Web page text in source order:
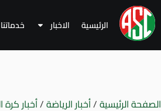
الرئيسية الاخبار خدماتنا
الصفحة الرئيسية/أخبار الرياضة/أخبار كرة